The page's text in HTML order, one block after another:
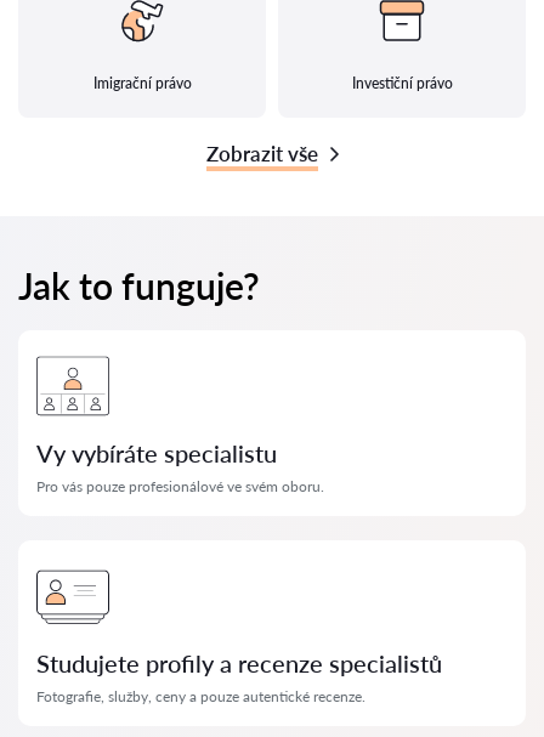
Imigrační právo Investiční právo
Zobrazit vše
Jak to funguje?
Vy vybíráte specialistu
Pro vás pouze profesionálové ve svém oboru.
Studujete profily a recenze specialistů
Fotografie, služby, ceny a pouze autentické recenze.